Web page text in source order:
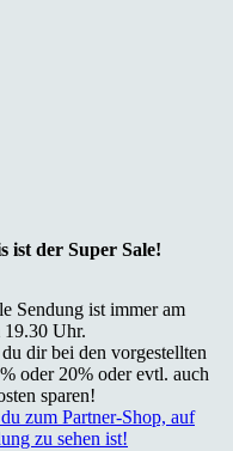
ist der Super Sale!
Sendung ist immer am
Uhr.
dir bei den vorgestellten
oder 20% oder evtl. auch
sparen!
zum Partner-Shop, auf
zu sehen ist!